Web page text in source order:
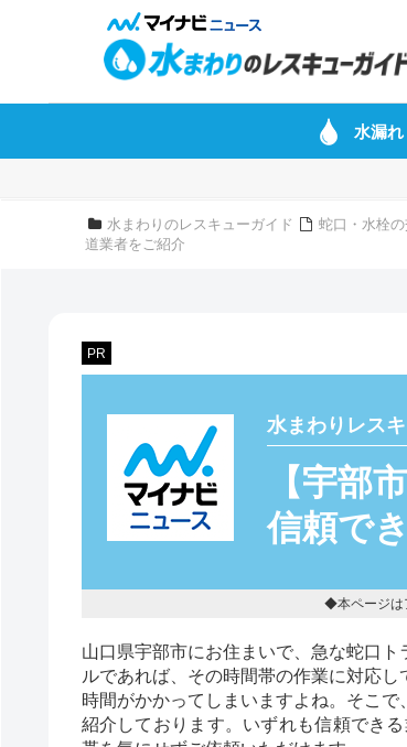
水漏れ
水まわりのレスキューガイド 蛇口・水栓
道業者をご紹介
PR
水まわりレス
【宇部
信頼で
◆本ページは
山口県宇部市にお住まいで、急な蛇口
ルであれば、その時間帯の作業に対応
時間がかかってしまいますよね。そこ
紹介しております。いずれも信頼でき